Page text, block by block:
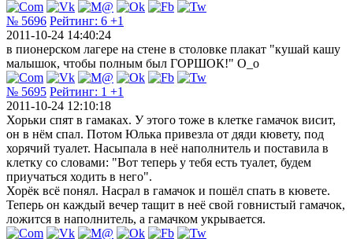
№ 5696 Рейтинг: 6 +1
2011-10-24 14:40:24
в пионерском лагере на стене в столовке плакат "кушай кашу
малышок, чтобы полным был ГОРШОК!" О_о
№ 5695 Рейтинг: 1 +1
2011-10-24 12:10:18
Хорьки спят в гамаках. У этого тоже в клетке гамачок висит,
он в нём спал. Потом Юлька привезла от дяди кювету, под
хорячий туалет. Насыпала в неё наполнитель и поставила в
клетку со словами: "Вот теперь у тебя есть туалет, будем
приучаться ходить в него".
Хорёк всё понял. Насрал в гамачок и пошёл спать в кювете.
Теперь он каждый вечер тащит в неё свой говнистый гамачок,
ложится в наполнитель, а гамачком укрывается.